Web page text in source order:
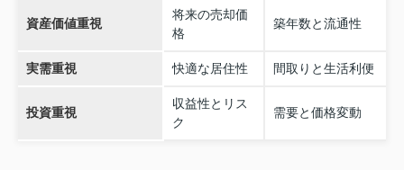
資産価値重視
将来の売却価
格
築年数と流通性
実需重視 快適な居住性 間取りと生活利便
投資重視
収益性とリス
ク
需要と価格変動